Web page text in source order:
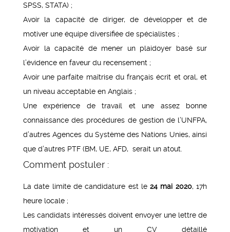
SPSS, STATA) ;
Avoir la capacité de diriger, de développer et de
motiver une équipe diversifiée de spécialistes ;
Avoir la capacité de mener un plaidoyer basé sur
l’évidence en faveur du recensement ;
Avoir une parfaite maîtrise du français écrit et oral, et
un niveau acceptable en Anglais ;
Une expérience de travail et une assez bonne
connaissance des procédures de gestion de l’UNFPA,
d’autres Agences du Système des Nations Unies, ainsi
que d’autres PTF (BM, UE, AFD, serait un atout.
Comment postuler :
La date limite de candidature est le24 mai 2020, 17h
heure locale ;
Les candidats intéressés doivent envoyer une lettre de
motivation et un CV détaillé